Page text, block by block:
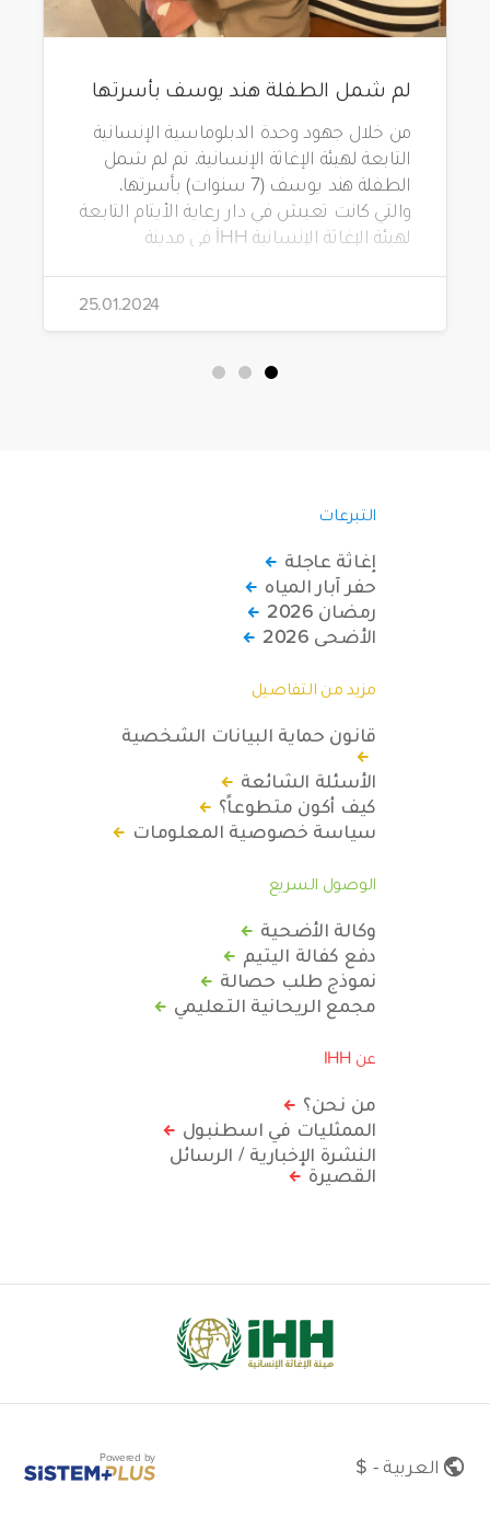
لم شمل الطفلة هند يوسف بأسرتها
من خلال جهود وحدة الدبلوماسية الإنسانية
التابعة لهيئة الإغاثة الإنسانية، تم لم شمل
الطفلة هند يوسف (7 سنوات) بأسرتها،
والتي كانت تعيش في دار رعاية الأيتام التابعة
لهيئة الإغاثة الإنسانية İHH في مدينة
25.01.2024
التبرعات
إغاثة عاجلة
حفر آبار المياه
رمضان 2026
الأضحى 2026
مزيد من التفاصيل
قانون حماية البيانات الشخصية
الأسئلة الشائعة
كيف أكون متطوعاً؟
سياسة خصوصية المعلومات
الوصول السريع
وكالة الأضحية
دفع كفالة اليتيم
نموذج طلب حصالة
مجمع الريحانية التعليمي
عن IHH
من نحن؟
الممثليات في اسطنبول
النشرة الإخبارية / الرسائل
القصيرة
العربية - $ Powered by